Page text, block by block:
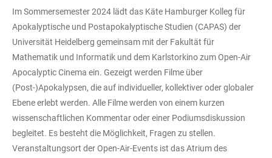
Im Sommersemester 2024 lädt das Käte Hamburger Kolleg für
Apokalyptische und Postapokalyptische Studien (CAPAS) der
Universität Heidelberg gemeinsam mit der Fakultät für
Mathematik und Informatik und dem Karlstorkino zum Open-Air
Apocalyptic Cinema ein. Gezeigt werden Filme über
(Post-)Apokalypsen, die auf individueller, kollektiver oder globaler
Ebene erlebt werden. Alle Filme werden von einem kurzen
wissenschaftlichen Kommentar oder einer Podiumsdiskussion
begleitet. Es besteht die Möglichkeit, Fragen zu stellen.
Veranstaltungsort der Open-Air-Events ist das Atrium des